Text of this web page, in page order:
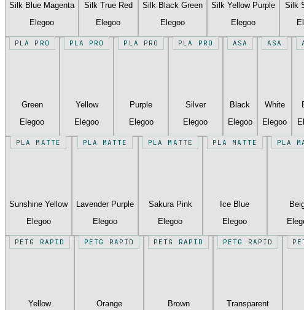
Silk Blue Magenta
Elegoo
Silk True Red
Elegoo
Silk Black Green
Elegoo
Silk Yellow Purple
Elegoo
Silk
PLA PRO
Green
Elegoo
PLA PRO
Yellow
Elegoo
PLA PRO
Purple
Elegoo
PLA PRO
Silver
Elegoo
ASA
Black
Elegoo
ASA
White
Elegoo
PLA MATTE
Sunshine Yellow
Elegoo
PLA MATTE
Lavender Purple
Elegoo
PLA MATTE
Sakura Pink
Elegoo
PLA MATTE
Ice Blue
Elegoo
PLA
PETG RAPID
Yellow
PETG RAPID
Orange
PETG RAPID
Brown
PETG RAPID
Transparent